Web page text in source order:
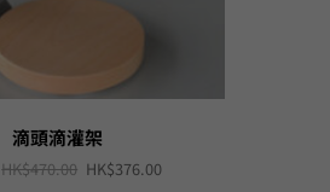
滴頭滴灌架
HK$470.00 Original
HK$376.00Current